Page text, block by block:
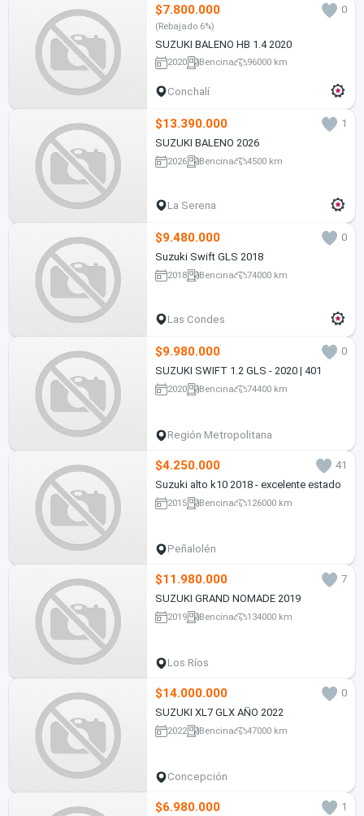
$7.800.000 0
(Rebajado 6%)
SUZUKI BALENO HB 1.4 2020
2020 Bencina 96000 km
Conchalí
$13.390.000
1
SUZUKI BALENO 2026
2026 Bencina 4500 km
La Serena
$9.480.000
0
Suzuki Swift GLS 2018
2018 Bencina 74000 km
Las Condes
$9.980.000
0
SUZUKI SWIFT 1.2 GLS - 2020 | 401
2020 Bencina 74400 km
Región Metropolitana
$4.250.000
41
Suzuki alto k10 2018 - excelente estado
2015 Bencina 126000 km
Peñalolén
$11.980.000
7
SUZUKI GRAND NOMADE 2019
2019 Bencina 134000 km
Los Ríos
$14.000.000
0
SUZUKI XL7 GLX AÑO 2022
2022 Bencina 47000 km
Concepción
$6.980.000
1